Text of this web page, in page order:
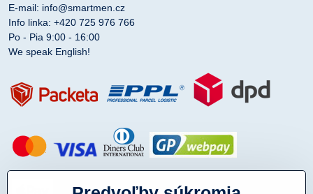
E-mail: info@smartmen.cz
Info linka: +420 725 976 766
Po - Pia 9:00 - 16:00
We speak English!